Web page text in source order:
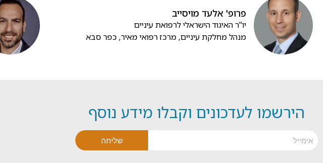
פרופ' אלעד מויסייב
יו"ר האיגוד הישראלי לרפואת עיניים
מנהל מחלקת עיניים, מרכז רפואי מאיר, כפר סבא
הירשמו לעדכונים וקבלו מידע נוסף
שליחה